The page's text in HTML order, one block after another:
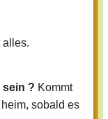
alles.
sein ? Kommt
sobald es